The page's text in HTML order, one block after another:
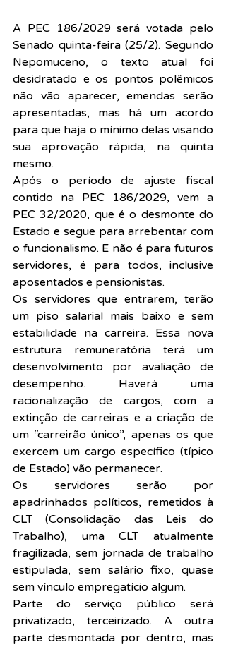
A PEC 186/2029 será votada pelo
Senado quinta-feira (25/2). Segundo
Nepomuceno, o texto atual foi
desidratado e os pontos polêmicos
não vão aparecer, emendas serão
apresentadas, mas há um acordo
para que haja o mínimo delas visando
sua aprovação rápida, na quinta
mesmo.
Após o período de ajuste fiscal
contido na PEC 186/2029, vem a
PEC 32/2020, que é o desmonte do
Estado e segue para arrebentar com
o funcionalismo. E não é para futuros
servidores, é para todos, inclusive
aposentados e pensionistas.
Os servidores que entrarem, terão
um piso salarial mais baixo e sem
estabilidade na carreira. Essa nova
estrutura remuneratória terá um
desenvolvimento por avaliação de
desempenho. Haverá uma
racionalização de cargos, com a
extinção de carreiras e a criação de
um “carreirão único”, apenas os que
exercem um cargo específico (típico
de Estado) vão permanecer.
Os servidores serão por
apadrinhados políticos, remetidos à
CLT (Consolidação das Leis do
Trabalho), uma CLT atualmente
fragilizada, sem jornada de trabalho
estipulada, sem salário fixo, quase
sem vínculo empregatício algum.
Parte do serviço público será
privatizado, terceirizado. A outra
parte desmontada por dentro, mas